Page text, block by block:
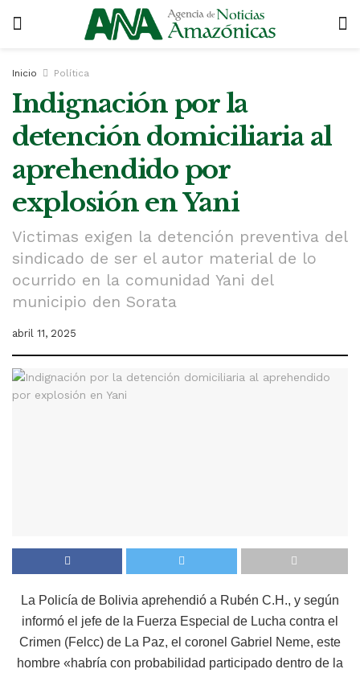
Inicio Política
Indignación por la
detención domiciliaria al
aprehendido por
explosión en Yani
Victimas exigen la detención preventiva del
sindicado de ser el autor material de lo
ocurrido en la comunidad Yani del
municipio den Sorata
abril 11, 2025
La Policía de Bolivia aprehendió a Rubén C.H., y según
informó el jefe de la Fuerza Especial de Lucha contra el
Crimen (Felcc) de La Paz, el coronel Gabriel Neme, este
hombre «habría con probabilidad participado dentro de la